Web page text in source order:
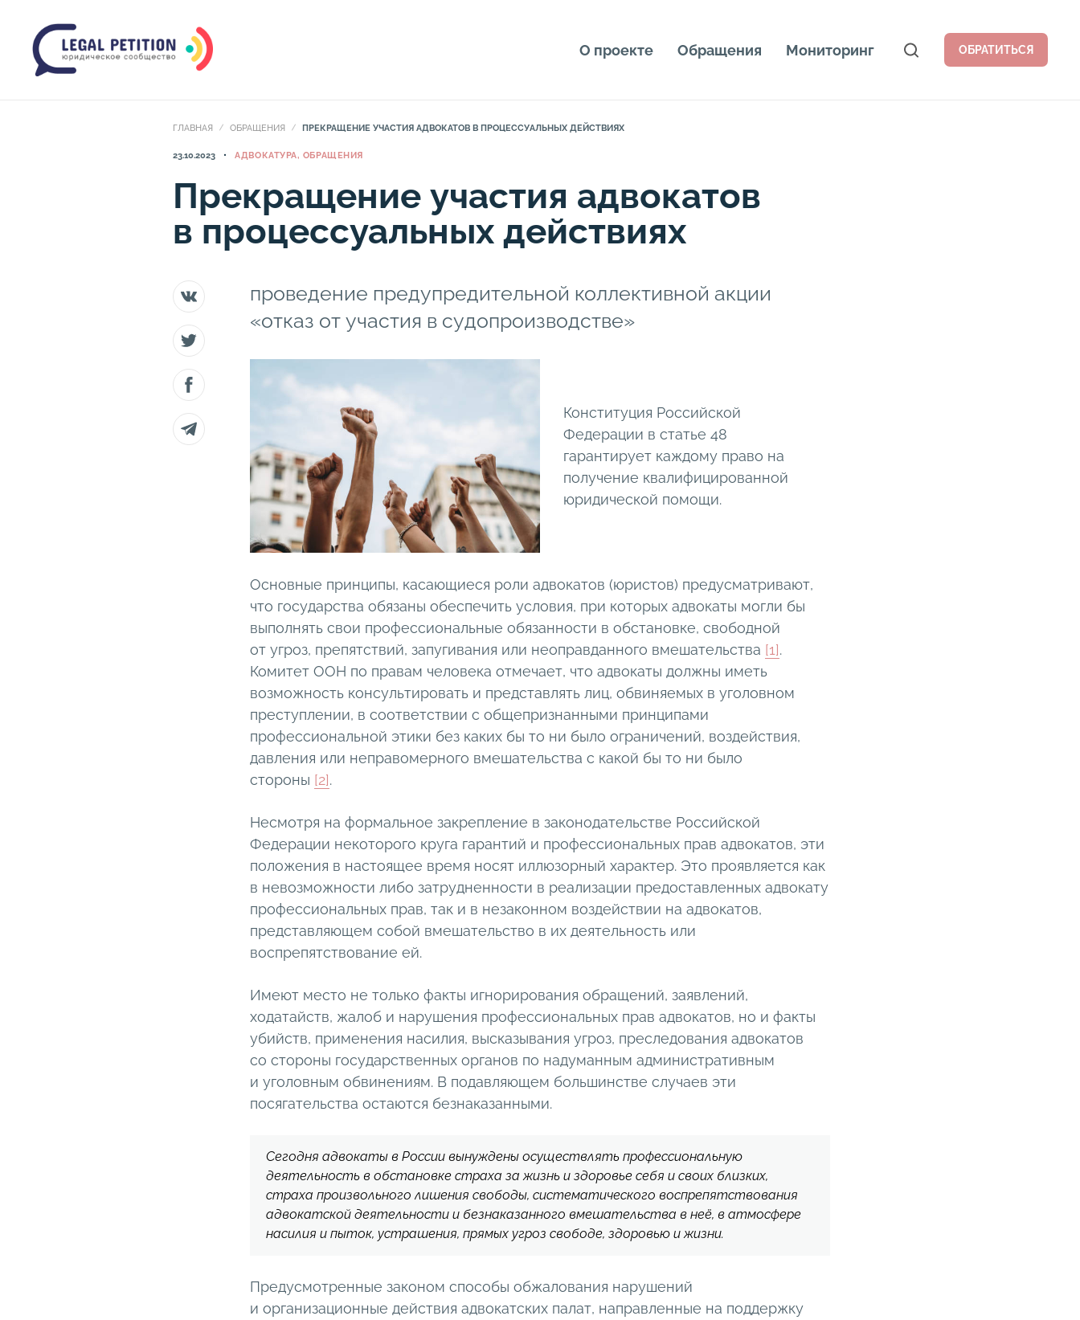
О проекте Обращения Мониторинг ОБРАТИТЬСЯ
ГЛАВНАЯ ОБРАЩЕНИЯ ПРЕКРАЩЕНИЕ УЧАСТИЯ АДВОКАТОВ В ПРОЦЕССУАЛЬНЫХ ДЕЙСТВИЯХ
23.10.2023 АДВОКАТУРА, ОБРАЩЕНИЯ
Прекращение участия адвокатов
в процессуальных действиях
проведение предупредительной коллективной акции
«отказ от участия в судопроизводстве»
Конституция Российской
Федерации в статье 48
гарантирует каждому право на
получение квалифицированной
юридической помощи.
Основные принципы, касающиеся роли адвокатов (юристов) предусматривают,
что государства обязаны обеспечить условия, при которых адвокаты могли бы
выполнять свои профессиональные обязанности в обстановке, свободной
от угроз, препятствий, запугивания или неоправданного вмешательства [1].
Комитет ООН по правам человека отмечает, что адвокаты должны иметь
возможность консультировать и представлять лиц, обвиняемых в уголовном
преступлении, в соответствии с общепризнанными принципами
профессиональной этики без каких бы то ни было ограничений, воздействия,
давления или неправомерного вмешательства с какой бы то ни было
стороны [2].
Несмотря на формальное закрепление в законодательстве Российской
Федерации некоторого круга гарантий и профессиональных прав адвокатов, эти
положения в настоящее время носят иллюзорный характер. Это проявляется как
в невозможности либо затрудненности в реализации предоставленных адвокату
профессиональных прав, так и в незаконном воздействии на адвокатов,
представляющем собой вмешательство в их деятельность или
воспрепятствование ей.
Имеют место не только факты игнорирования обращений, заявлений,
ходатайств, жалоб и нарушения профессиональных прав адвокатов, но и факты
убийств, применения насилия, высказывания угроз, преследования адвокатов
со стороны государственных органов по надуманным административным
и уголовным обвинениям. В подавляющем большинстве случаев эти
посягательства остаются безнаказанными.
Сегодня адвокаты в России вынуждены осуществлять профессиональную
деятельность в обстановке страха за жизнь и здоровье себя и своих близких,
страха произвольного лишения свободы, систематического воспрепятствования
адвокатской деятельности и безнаказанного вмешательства в неё, в атмосфере
насилия и пыток, устрашения, прямых угроз свободе, здоровью и жизни.
Предусмотренные законом способы обжалования нарушений
и организационные действия адвокатских палат, направленные на поддержку